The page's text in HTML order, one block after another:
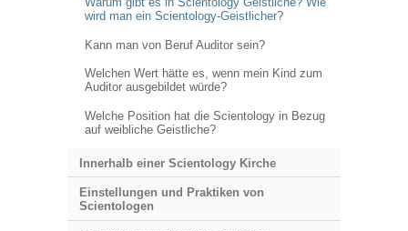
wird man ein Scientology-Geistlicher?
Kann man von Beruf Auditor sein?
Welchen Wert hätte es, wenn mein Kind zum
Auditor ausgebildet würde?
Welche Position hat die Scientology in Bezug
auf weibliche Geistliche?
Innerhalb einer Scientology Kirche
Einstellungen und Praktiken von
Scientologen